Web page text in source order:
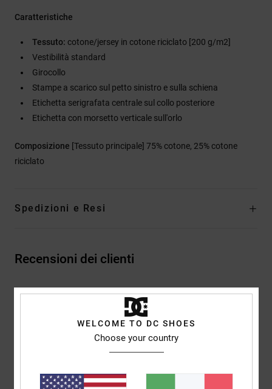
Caratteristiche
Tessuto: cotone/jersey in cotone riciclato [200 g/m2]
Vestibilità standard
Girocollo
Stampe a scarico sul petto sinistro e sulla schiena
Etichetta serigrafata centrale sul collo posteriore
Etichetta con morsetto verticale sull'orlo
Composizione [Tessuto principale] 75% cotone, 25% cotone
riciclato
Spedizioni e Resi
Recensioni dei clienti
Punteggio medio
5.0/5
basato su2 recensioni verificatedal dicembre 2025
Il 100% dei nostri clienti consiglia questo prodotto
WELCOME TO DC SHOES
Choose your country